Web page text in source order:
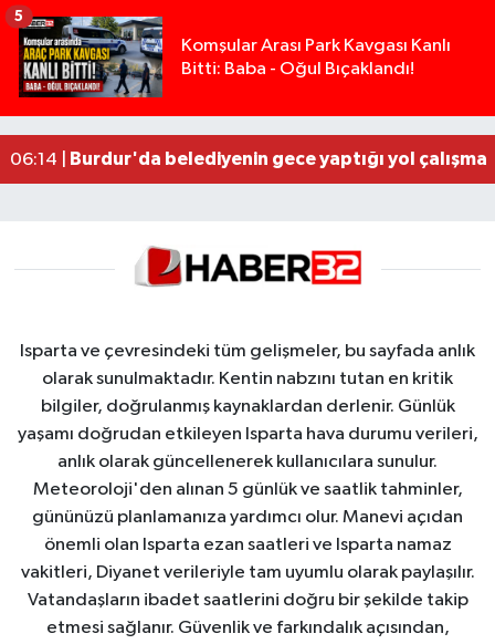
Komşular Arası Park Kavgası Kanlı
Bitti: Baba - Oğul Bıçaklandı!
5
13:48 |Tarsus'taki silahlı kavgada ölü sayısı 2'ye
09:47 |Tarsus'ta silahlı kavga: Kuzenlerden biri öldü,
09:44 |Yasal sınırın yaklaşık 10 katı alkollü çıkan
06:14 |
Burdur'da belediyenin gece yaptığı yol
Isparta ve çevresindeki tüm gelişmeler, bu sayfada anlık
olarak sunulmaktadır. Kentin nabzını tutan en kritik
bilgiler, doğrulanmış kaynaklardan derlenir. Günlük
yaşamı doğrudan etkileyen Isparta hava durumu verileri,
anlık olarak güncellenerek kullanıcılara sunulur.
Meteoroloji'den alınan 5 günlük ve saatlik tahminler,
gününüzü planlamanıza yardımcı olur. Manevi açıdan
önemli olan Isparta ezan saatleri ve Isparta namaz
vakitleri, Diyanet verileriyle tam uyumlu olarak paylaşılır.
Vatandaşların ibadet saatlerini doğru bir şekilde takip
etmesi sağlanır. Güvenlik ve farkındalık açısından,